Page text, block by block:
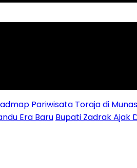
Pariwisata Toraja di
Era Baru Bupati Zadrak Ajak